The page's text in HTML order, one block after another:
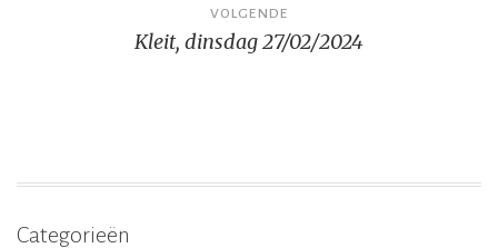
VOLGENDE
Kleit, dinsdag 27/02/2024
Categorieën